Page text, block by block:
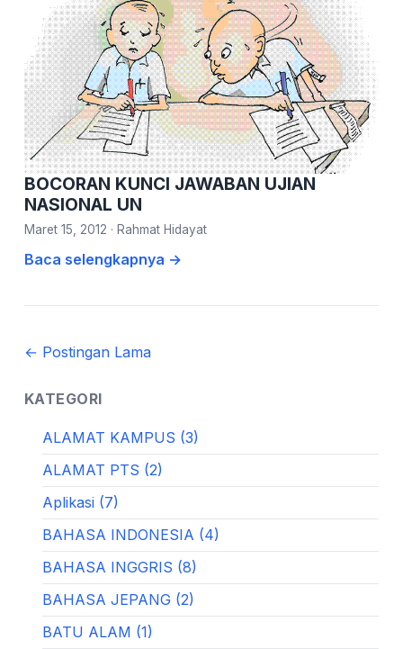
BOCORAN KUNCI JAWABAN UJIAN
NASIONAL UN
Maret 15, 2012 · Rahmat Hidayat
Baca selengkapnya →
← Postingan Lama
KATEGORI
ALAMAT KAMPUS (3)
ALAMAT PTS (2)
Aplikasi (7)
BAHASA INDONESIA (4)
BAHASA INGGRIS (8)
BAHASA JEPANG (2)
BATU ALAM (1)